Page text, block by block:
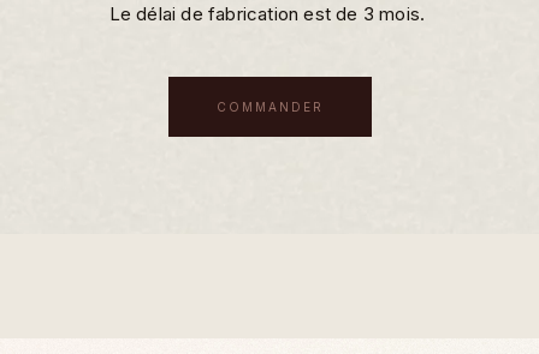
Le délai de fabrication est de 3 mois.
COMMANDER